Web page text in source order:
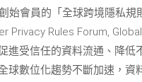
始會員的「全球跨境隱私規
Privacy Rules Forum, Global
進受信任的資料流通、降低
球數位化趨勢不斷加速，資